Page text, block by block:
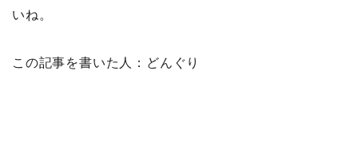
いね。
この記事を書いた人：どんぐり